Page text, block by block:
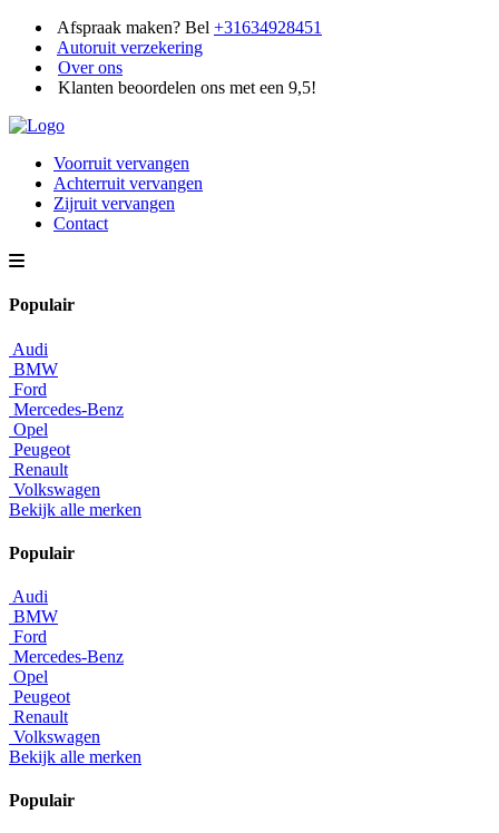
Afspraak maken? Bel +31634928451
Autoruit verzekering
Over ons
Klanten beoordelen ons met een 9,5!
Voorruit vervangen
Achterruit vervangen
Zijruit vervangen
Contact
Populair
Audi
BMW
Ford
Mercedes-Benz
Opel
Peugeot
Renault
Volkswagen
Bekijk alle merken
Populair
Audi
BMW
Ford
Mercedes-Benz
Opel
Peugeot
Renault
Volkswagen
Bekijk alle merken
Populair